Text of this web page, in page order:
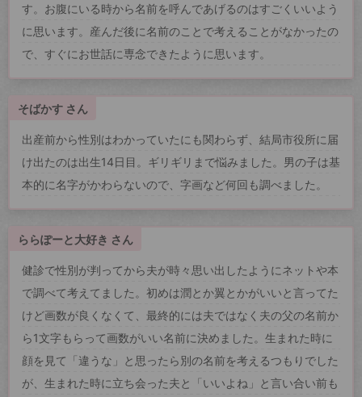
す。お腹にいる時から名前を呼んであげるのはすごくいいよう
に思います。産んだ後に名前のことで考えることがなかったの
で、すぐにお世話に専念できたように思います。
そばかす さん
出産前から性別はわかっていたにも関わらず、結局市役所に届
け出たのは出生14日目。ギリギリまで悩みました。男の子は基
本的に名字がかわらないので、字画など何回も調べました。
ららぽーと大好き さん
健診で性別が判ってから夫が時々思い出したようにネットや本
で調べて考えてました。初めは潤とか翼とかがいいと言ってた
けど画数が良くなくて、最終的には夫ではなく夫の父の名前か
ら1文字もらって画数がいい名前に決めました。生まれた時に
顔を見て「違うな」と思ったら別の名前を考えるつもりでした
が、生まれた時に立ち会った夫と「いいよね」と言い合い前も